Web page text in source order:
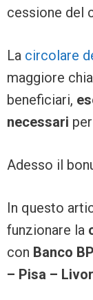
cessione del
La circolare
maggiore
beneficiari,
necessari
Adesso il
In questo
funzionare la
con Banco
– Pisa –